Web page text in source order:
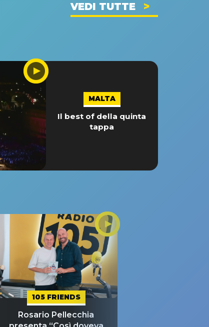
VEDI TUTTE
MALTA
Il best of della quinta
tappa
105 FRIENDS
Rosario Pellecchia